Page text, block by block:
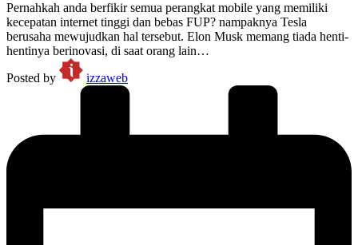
Pernahkah anda berfikir semua perangkat mobile yang memiliki
kecepatan internet tinggi dan bebas FUP? nampaknya Tesla
berusaha mewujudkan hal tersebut. Elon Musk memang tiada henti-
hentinya berinovasi, di saat orang lain…
Posted by
izzaweb